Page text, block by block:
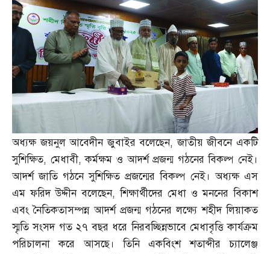
অধ্যক্ষ জয়নুল আবেদীন জুবাইর বলেছেন,জাতীয় জীবনে একটি
সুশিক্ষিত, মেধাবী,কর্মক্ষম ও আদর্শ প্রজন্ম গঠনের বিকল্প নেই।
আদর্শ জাতি গঠনে সুশিক্ষিত প্রজন্মের বিকল্প নেই। অধ্যক্ষ এস
এম ফরিদ উদ্দীন বলেছেন,শিক্ষার্থীদের মেধা ও মননের বিকাশ
এবং নৈতিকতাসম্পন্ন আদর্শ প্রজন্ম গঠনের লক্ষ্যে শহীদ লিয়াকত
স্মৃতি সংসদ গত ২৭ বছর ধরে নিরবচ্ছিন্নভাবে মেধাবৃত্তি কার্যক্রম
পরিচালনা করে আসছে। তিনি একবিংশ শতাব্দীর চ্যালেঞ্জ